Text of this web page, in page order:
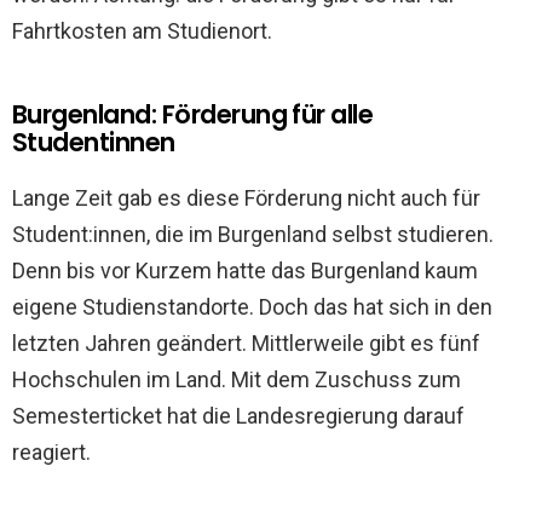
Fahrtkosten am Studienort.
Burgenland: Förderung für alle
Studentinnen
Lange Zeit gab es diese Förderung nicht auch für
Student:innen, die im Burgenland selbst studieren.
Denn bis vor Kurzem hatte das Burgenland kaum
eigene Studienstandorte. Doch das hat sich in den
letzten Jahren geändert. Mittlerweile gibt es fünf
Hochschulen im Land. Mit dem Zuschuss zum
Semesterticket hat die Landesregierung darauf
reagiert.